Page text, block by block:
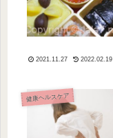
2021.11.27 2022.02.19
健康ヘルスケア